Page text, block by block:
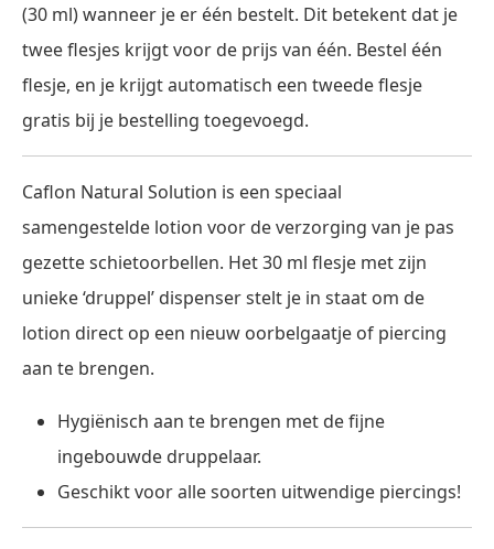
(30 ml) wanneer je er één bestelt. Dit betekent dat je
twee flesjes krijgt voor de prijs van één. Bestel één
flesje, en je krijgt automatisch een tweede flesje
gratis bij je bestelling toegevoegd.
Caflon Natural Solution is een speciaal
samengestelde lotion voor de verzorging van je pas
gezette schietoorbellen. Het 30 ml flesje met zijn
unieke ‘druppel’ dispenser stelt je in staat om de
lotion direct op een nieuw oorbelgaatje of piercing
aan te brengen.
Hygiënisch aan te brengen met de fijne
ingebouwde druppelaar.
Geschikt voor alle soorten uitwendige piercings!